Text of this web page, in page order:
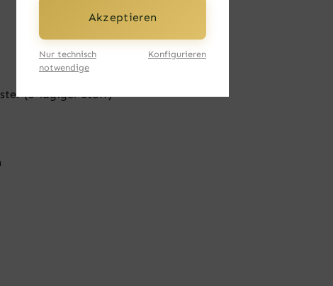
(3-lagiger Stoff)
Akzeptieren
Nur technisch
notwendige
Konfigurieren